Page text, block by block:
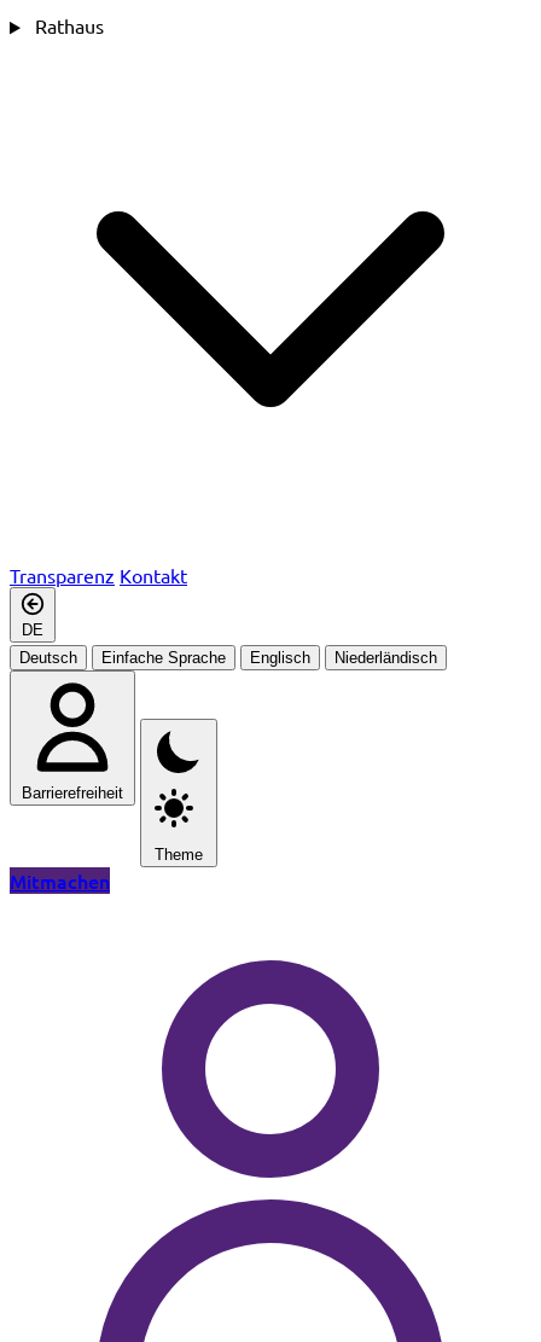
Rathaus
Transparenz Kontakt
DE
Deutsch
Einfache Sprache Englisch Niederländisch
Barrierefreiheit
Theme
Mitmachen